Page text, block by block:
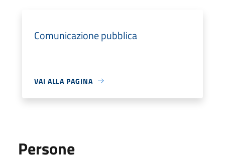
Comunicazione pubblica
VAI ALLA PAGINA
Persone